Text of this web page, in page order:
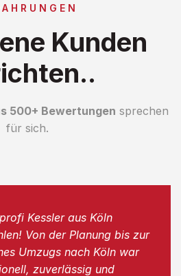
Kunden
500+ Bewertungen sprechen
für sich.
Kessler aus Köln
Von der Planung bis zur
Umzugs nach Köln war
zuverlässig und